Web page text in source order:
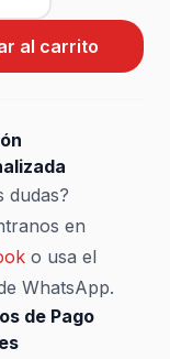
al carrito
dudas?
en
o usa el
WhatsApp.
de Pago